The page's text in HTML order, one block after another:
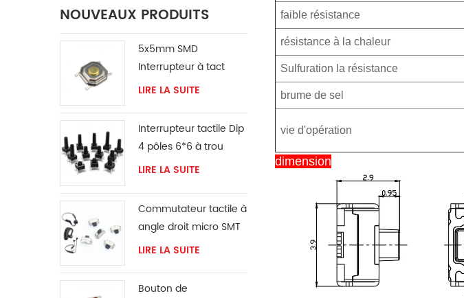
faible résistance
résistance à la chaleur
Sulfuration la résistance
brume de sel
vie d'opération
dimension
NOUVEAUX PRODUITS
5x5mm SMD
Interrupteur à tact
pour ventilateur
LIRE LA SUITE
Interrupteur tactile Dip
4 pôles 6*6 à trou
traversant
LIRE LA SUITE
Commutateur tactile à
angle droit micro SMT
LIRE LA SUITE
Bouton de